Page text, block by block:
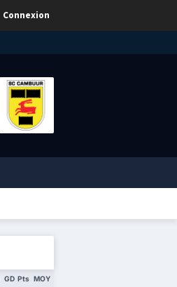
Connexion
GD Pts MOY